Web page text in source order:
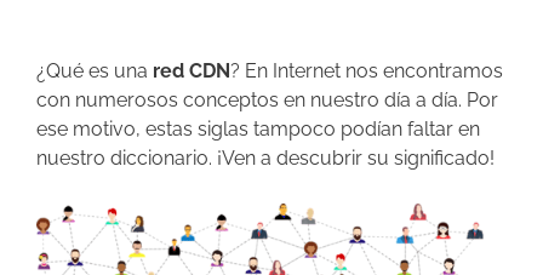
¿Qué es una red CDN ? En Internet nos encontramos
con numerosos conceptos en nuestro día a día. Por
ese motivo, estas siglas tampoco podían faltar en
nuestro diccionario. ¡Ven a descubrir su significado!